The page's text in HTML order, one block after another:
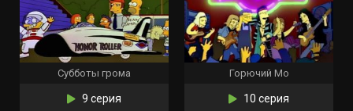
Субботы грома
9 серия
Горючий Мо
10 серия